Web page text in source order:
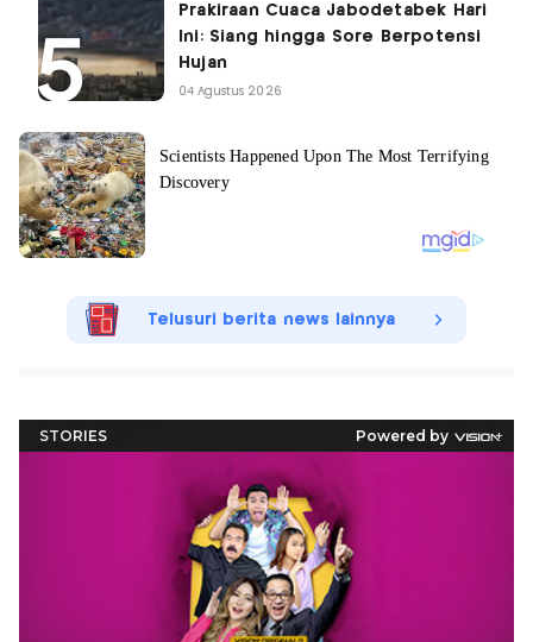
Prakiraan Cuaca Jabodetabek Hari
Ini: Siang hingga Sore Berpotensi
Hujan
04 Agustus 2026
Telusuri berita news lainnya